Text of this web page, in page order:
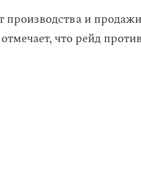
и
что рейд